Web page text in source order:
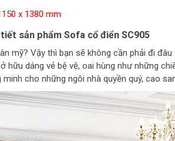
x 1380 mm
sản phẩm Sofa cổ điển SC905
mỹ? Vậy thì bạn sẽ không cần phải đi
hữu dáng vẻ bệ vệ, oai hùng như những
cho những ngôi nhà quyền quý, cao